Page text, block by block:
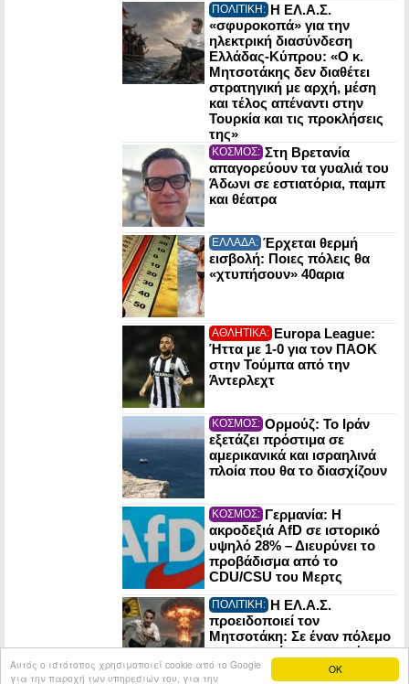
OK
Αυτός ο ιστότοπος χρησιμοποιεί cookie από το Google
για την παροχή των υπηρεσιών του, για την
ΠΟΛΙΤΙΚΗ: Η ΕΛ.Α.Σ.
«σφυροκοπά» για την
ηλεκτρική διασύνδεση
Ελλάδας-Κύπρου: «Ο κ.
Μητσοτάκης δεν διαθέτει
στρατηγική με αρχή, μέση
και τέλος απέναντι στην
Τουρκία και τις προκλήσεις
της»
ΚΟΣΜΟΣ: Στη Βρετανία
απαγορεύουν τα γυαλιά του
Άδωνι σε εστιατόρια, παμπ
και θέατρα
ΕΛΛΑΔΑ: Έρχεται θερμή
εισβολή: Ποιες πόλεις θα
«χτυπήσουν» 40αρια
ΑΘΛΗΤΙΚΑ: Europa League:
Ήττα με 1-0 για τον ΠΑΟΚ
στην Τούμπα από την
Άντερλεχτ
ΚΟΣΜΟΣ: Ορμούζ: Το Ιράν
εξετάζει πρόστιμα σε
αμερικανικά και ισραηλινά
πλοία που θα το διασχίζουν
ΚΟΣΜΟΣ: Γερμανία: Η
ακροδεξιά AfD σε ιστορικό
υψηλό 28% – Διευρύνει το
προβάδισμα από το
CDU/CSU του Μερτς
ΠΟΛΙΤΙΚΗ: Η ΕΛ.Α.Σ.
προειδοποιεί τον
Μητσοτάκη: Σε έναν πόλεμο
οι πυρηνικές εγκαταστάσεις
μπορούν να γίνουν στόχος